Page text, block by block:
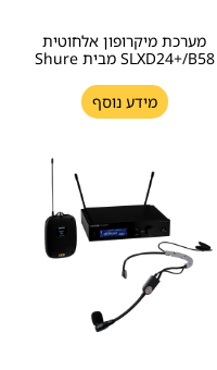
מערכת מיקרופון אלחוטית
SLXD24+/B58 מבית Shure
מידע נוסף